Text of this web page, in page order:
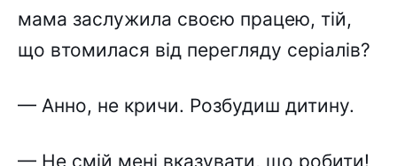
мама заслужила своєю працею, тій,
що втомилася від перегляду серіалів?
— Анно, не кричи. Розбудиш дитину.
— Не смій мені вказувати, що робити!